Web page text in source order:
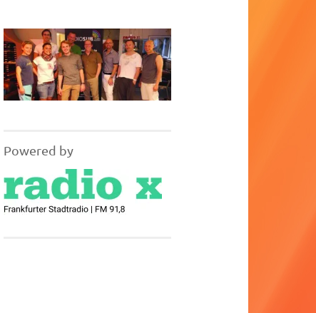
Powered by